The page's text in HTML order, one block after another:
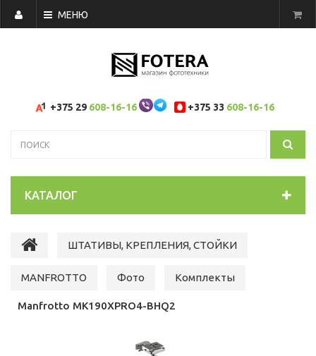
МЕНЮ
+375 29 608-16-16 +375 33 608-16-16
КАТАЛОГ
ШТАТИВЫ, КРЕПЛЕНИЯ, СТОЙКИ
MANFROTTO Фото Комплекты
Manfrotto MK190XPRO4-BHQ2